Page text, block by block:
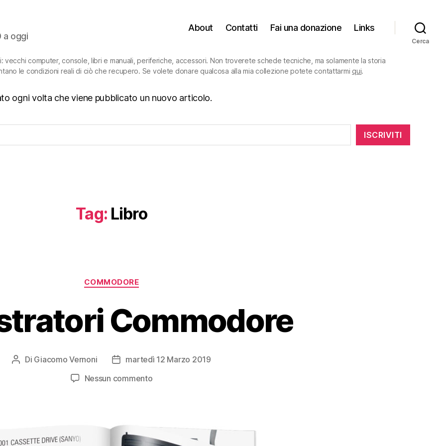
a oggi
About Contatti Fai una donazione Links
Cerca
computer, console, libri e manuali, periferiche, accessori. Non troverete schede tecniche, ma solamente la storia
le condizioni reali di ciò che recupero. Se volete donare qualcosa alla mia collezione potete contattarmi qui.
ogni volta che viene pubblicato un nuovo articolo.
ISCRIVITI
Tag: Libro
Categorie
COMMODORE
Commodore
Autore
Di Giacomo Vernoni
Datamartedì 12 Marzo 2019
Nessun commentosu